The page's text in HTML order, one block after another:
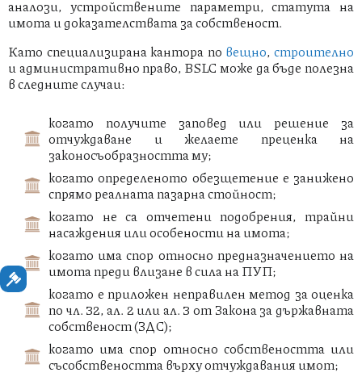
аналози, устройствените параметри, статута на
имота и доказателствата за собственост.
Като специализирана кантора по вещно,строително
и административно право, BSLC може да бъде полезна
в следните случаи:
когато получите заповед или решение за
отчуждаване и желаете преценка на
законосъобразността му;
когато определеното обезщетение е занижено
спрямо реалната пазарна стойност;
когато не са отчетени подобрения, трайни
насаждения или особености на имота;
когато има спор относно предназначението на
имота преди влизане в сила на ПУП;
когато е приложен неправилен метод за оценка
по чл. 32, ал. 2 или ал. 3 от Закона за държавната
собственост (ЗДС);
когато има спор относно собствеността или
съсобствеността върху отчуждавания имот;